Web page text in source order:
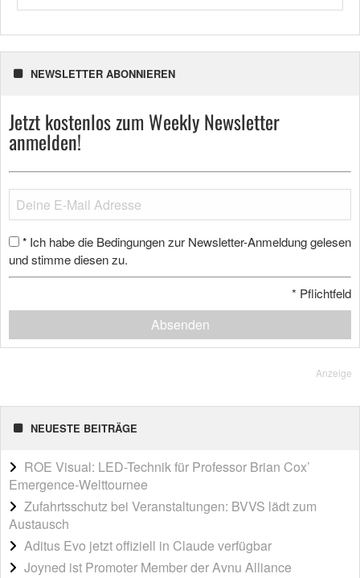
NEWSLETTER ABONNIEREN
Jetzt kostenlos zum Weekly Newsletter
anmelden!
* Ich habe die Bedingungen zur Newsletter-Anmeldung gelesen
und stimme diesen zu.
* Pflichtfeld
Absenden
Anzeige
NEUESTE BEITRÄGE
ROE Visual: LED-Technik für Professor Brian Cox’
Emergence-Welttournee
Zufahrtsschutz bei Veranstaltungen: BVVS lädt zum
Austausch
Aditus Evo jetzt offiziell in Claude verfügbar
Joyned ist Promoter Member der Avnu Alliance